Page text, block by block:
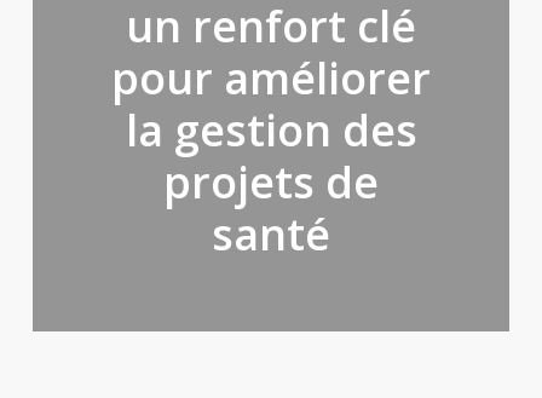
un renfort clé
pour améliorer
la gestion des
projets de
santé